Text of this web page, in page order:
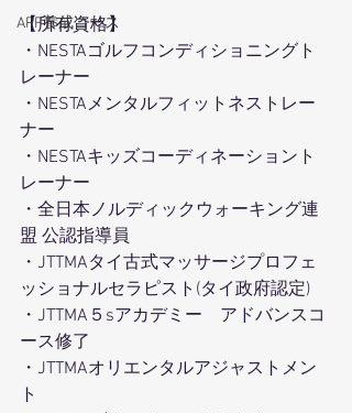
APF養成コース
【所有資格】
・NESTAゴルフコンディショニングト
レーナー
・NESTAメンタルフィットネストレー
ナー
・NESTAキッズコーディネーショント
レーナー
・全日本ノルディックウォーキング連
盟 公認指導員
・JTTMAタイ古式マッサージプロフェ
ッショナルセラピスト(タイ政府認定)
・JTTMA５sアカデミー　アドバンスコ
ース修了
・JTTMAオリエンタルアジャストメン
ト